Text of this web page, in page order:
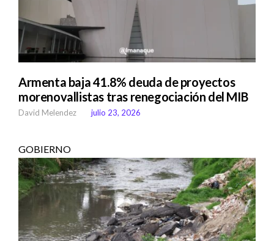
Armenta baja 41.8% deuda de proyectos
morenovallistas tras renegociación del MIB
David Melendez julio 23, 2026
GOBIERNO